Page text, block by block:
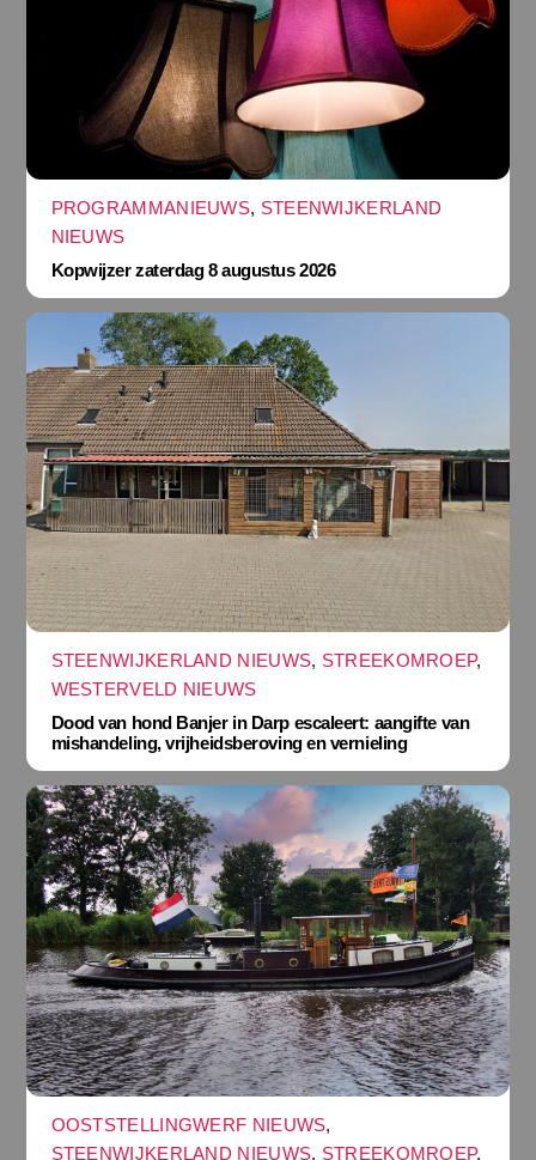
PROGRAMMANIEUWS, STEENWIJKERLAND
NIEUWS
Kopwijzer zaterdag 8 augustus 2026
STEENWIJKERLAND NIEUWS, STREEKOMROEP,
WESTERVELD NIEUWS
Dood van hond Banjer in Darp escaleert: aangifte van
mishandeling, vrijheidsberoving en vernieling
OOSTSTELLINGWERF NIEUWS,
STEENWIJKERLAND NIEUWS, STREEKOMROEP,